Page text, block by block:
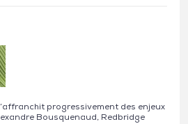
progressivement des enjeux
Bousquenaud, Redbridge